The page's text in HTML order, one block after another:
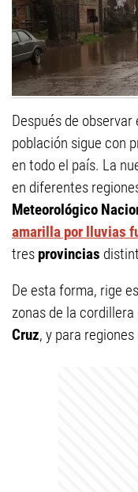
Después de
población sigue con
en todo el país. La
en diferentes
Meteorológico
amarilla por lluvias
tres provincias
De esta forma, rige
zonas de la
Cruz, y para regiones